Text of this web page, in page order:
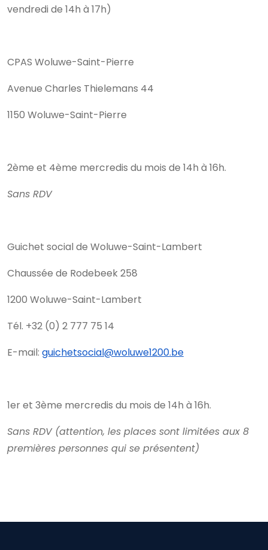
vendredi de 14h à 17h)
CPAS Woluwe-Saint-Pierre
Avenue Charles Thielemans 44
1150 Woluwe-Saint-Pierre
2ème et 4ème mercredis du mois de 14h à 16h.
Sans RDV
Guichet social de Woluwe-Saint-Lambert
Chaussée de Rodebeek 258
1200 Woluwe-Saint-Lambert
Tél. +32 (0) 2 777 75 14
E-mail: guichetsocial@woluwe1200.be
1er et 3ème mercredis du mois de 14h à 16h.
Sans RDV (attention, les places sont limitées aux 8
premières personnes qui se présentent)